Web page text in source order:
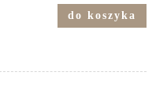
do koszyka